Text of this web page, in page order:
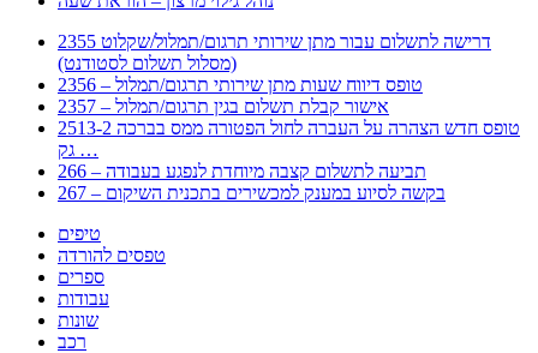
2355 דרישה לתשלום עבור מתן שירותי תרגום/תמלול/שקלוט
(מסלול תשלום לסטודנט)
2356 – טופס דיווח שעות מתן שירותי תרגום/תמלול
2357 – אישור קבלת תשלום בגין תרגום/תמלול
2513-2 טופס חדש הצהרה על העברה לחול הפטורה ממס בברכה
גק …
266 – תביעה לתשלום קצבה מיוחדת לנפגע בעבודה
267 – בקשה לסיוע במענק למכשירים בתכנית השיקום
טיפים
טפסים להורדה
ספרים
עבודות
שונות
רכב